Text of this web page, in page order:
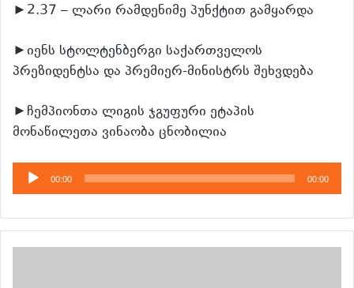
►2.37 – ლარი რამდენიმე პუნქტით გამყარდა
►იენს სტოლტენბერგი საქართველოს
პრეზიდენტსა და პრემიერ-მინისტრს შეხვდება
►ჩემპიონთა ლიგის ჯგუფური ეტაპის
მონაწილეთა ვინაობა ცნობილია
აუდიო
დამკვრელი
00:00 00:00